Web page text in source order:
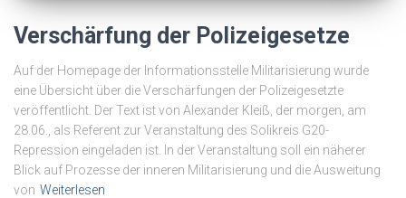
Verschärfung der Polizeigesetze
Auf der Homepage der Informationsstelle Militarisierung wurde
eine Übersicht über die Verschärfungen der Polizeigesetzte
veröffentlicht. Der Text ist von Alexander Kleiß, der morgen, am
28.06., als Referent zur Veranstaltung des Solikreis G20-
Repression eingeladen ist. In der Veranstaltung soll ein näherer
Blick auf Prozesse der inneren Militarisierung und die Ausweitung
von Weiterlesen